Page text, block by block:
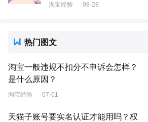
淘宝经验 08-28
热门图文
淘宝一般违规不扣分不申诉会怎样？
是什么原因？
淘宝经验 07-01
天猫子账号要实名认证才能用吗？权